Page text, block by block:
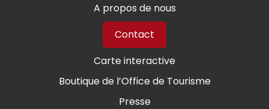
A propos de nous
Contact
Carte interactive
Boutique de l’Office de Tourisme
Presse